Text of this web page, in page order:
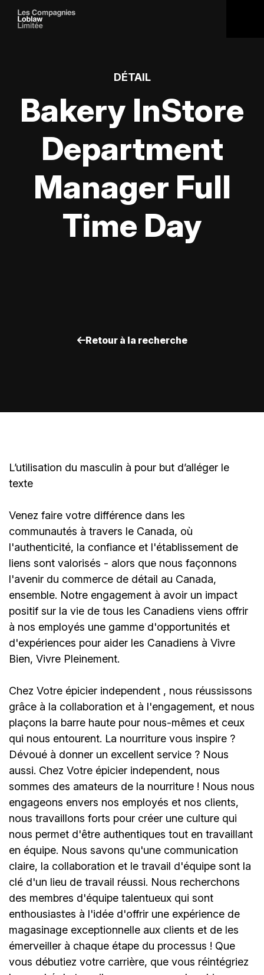
DÉTAIL
Bakery InStore
Department
Manager Full
Time Day
Retour à la recherche
L’utilisation du masculin à pour but d’alléger le
texte
Venez faire votre différence dans les
communautés à travers le Canada, où
l'authenticité, la confiance et l'établissement de
liens sont valorisés - alors que nous façonnons
l'avenir du commerce de détail au Canada,
ensemble. Notre engagement à avoir un impact
positif sur la vie de tous les Canadiens viens offrir
à nos employés une gamme d'opportunités et
d'expériences pour aider les Canadiens à Vivre
Bien, Vivre Pleinement.
Chez Votre épicier independent , nous réussissons
grâce à la collaboration et à l'engagement, et nous
plaçons la barre haute pour nous-mêmes et ceux
qui nous entourent. La nourriture vous inspire ?
Dévoué à donner un excellent service ? Nous
aussi. Chez Votre épicier independent, nous
sommes des amateurs de la nourriture ! Nous nous
engageons envers nos employés et nos clients,
nous travaillons forts pour créer une culture qui
nous permet d'être authentiques tout en travaillant
en équipe. Nous savons qu'une communication
claire, la collaboration et le travail d'équipe sont la
clé d'un lieu de travail réussi. Nous recherchons
des membres d'équipe talentueux qui sont
enthousiastes à l'idée d'offrir une expérience de
magasinage exceptionnelle aux clients et de les
émerveiller à chaque étape du processus ! Que
vous débutiez votre carrière, que vous réintégriez